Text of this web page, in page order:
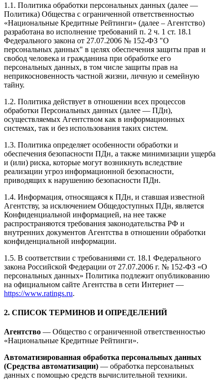
1.1. Политика обработки персональных данных (далее —
Политика) Общества с ограниченной ответственностью
«Национальные Кредитные Рейтинги» (далее – Агентство)
разработана во исполнение требований п. 2 ч. 1 ст. 18.1
Федерального закона от 27.07.2006 № 152-ФЗ "О
персональных данных" в целях обеспечения защиты прав и
свобод человека и гражданина при обработке его
персональных данных, в том числе защиты прав на
неприкосновенность частной жизни, личную и семейную
тайну.
1.2. Политика действует в отношении всех процессов
обработки Персональных данных (далее — ПДн),
осуществляемых Агентством как в информационных
системах, так и без использования таких систем.
1.3. Политика определяет особенности обработки и
обеспечения безопасности ПДн, а также минимизации ущерба
и (или) риска, которые могут возникнуть вследствие
реализации угроз информационной безопасности,
приводящих к нарушению безопасности ПДн.
1.4. Информация, относящаяся к ПДн, и ставшая известной
Агентству, за исключением Общедоступных ПДн, является
Конфиденциальной информацией, на нее также
распространяются требования законодательства РФ и
внутренних документов Агентства в отношении обработки
конфиденциальной информации.
1.5. В соответствии с требованиями ст. 18.1 Федерального
закона Российской Федерации от 27.07.2006 г. № 152-ФЗ «О
персональных данных» Политика подлежит опубликованию
на официальном сайте Агентства в сети Интернет —
https://www.ratings.ru.
2. СПИСОК ТЕРМИНОВ И ОПРЕДЕЛЕНИЙ
Агентство — Общество с ограниченной ответственностью
«Национальные Кредитные Рейтинги».
Автоматизированная обработка персональных данных
(Средства автоматизации) — обработка персональных
данных с помощью средств вычислительной техники.